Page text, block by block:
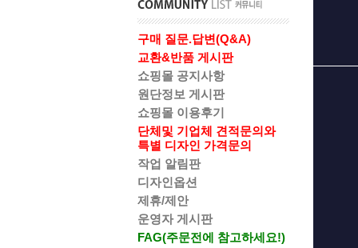
구매 질문.답변(Q&A)
교환&반품 게시판
쇼핑몰 공지사항
원단정보 게시판
쇼핑몰 이용후기
단체및 기업체 견적문의와
특별 디자인 가격문의
작업 알림판
디자인옵션
제휴/제안
운영자 게시판
FAG(주문전에 참고하세요!)